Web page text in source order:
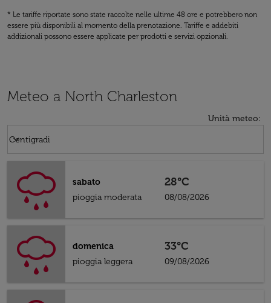
* Le tariffe riportate sono state raccolte nelle ultime 48 ore e potrebbero non
essere più disponibili al momento della prenotazione. Tariffe e addebiti
addizionali possono essere applicate per prodotti e servizi opzionali.
Meteo a North Charleston
Unità meteo:
Centigradi
keyboard_arrow_down
sabato
pioggia moderata
28°C
08/08/2026
domenica
pioggia leggera
33°C
09/08/2026